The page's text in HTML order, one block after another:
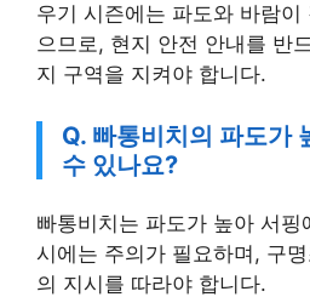
우기 시즌에는 파도와 바람이
으므로, 현지 안전 안내를 반
지 구역을 지켜야 합니다.
Q. 빠통비치의 파도가
수 있나요?
빠통비치는 파도가 높아 서핑
시에는 주의가 필요하며, 구
의 지시를 따라야 합니다.